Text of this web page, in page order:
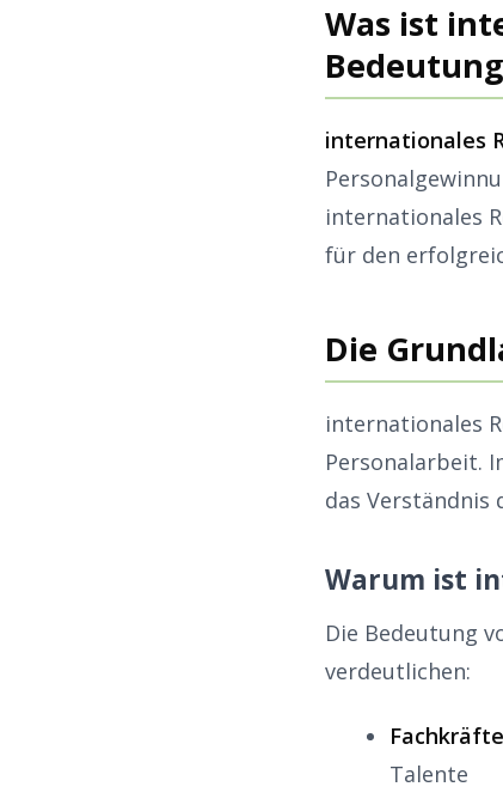
Was ist
Bedeutung
internationales
internationales
für den
Die
internationales
Personalarbeit.
das Verständnis
Warum ist
Die Bedeutung
verdeutlichen:
Talente